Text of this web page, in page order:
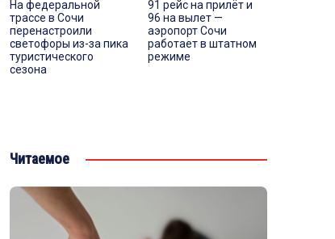
На федеральной
трассе в Сочи
перенастроили
светофоры из-за пика
туристического
сезона
91 рейс на прилёт и
96 на вылет —
аэропорт Сочи
работает в штатном
режиме
Читаемое